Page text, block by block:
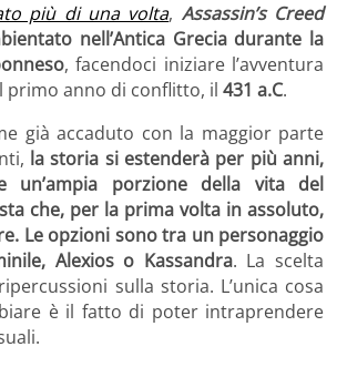
più di una volta, Assassin’s Creed
nell’Antica Grecia durante la
, facendoci iniziare l’avventura
anno di conflitto, il 431 a.C.
già accaduto con la maggior parte
la storia si estenderà per più anni,
un’ampia porzione della vita del
che, per la prima volta in assoluto,
Le opzioni sono tra un personaggio
Alexios o Kassandra. La scelta
sulla storia. L’unica cosa
è il fatto di poter intraprendere